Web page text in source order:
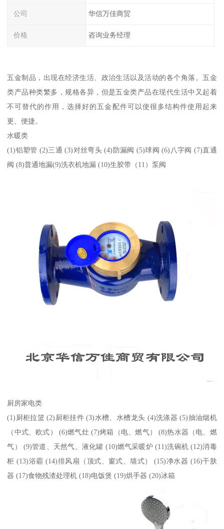
公司 华信万佳商贸
价格 咨询业务经理
五金制品，出现在经济生活、政治生活以及活动的各个角落。五金
类产品种类繁多，规格各异，但是五金类产品在现代生活中又起着
不可替代的作用，选择好的五金配件可以使很多结构件使用起来
更、便捷。
水暖类
(1)铝塑管 (2)三通 (3)对丝弯头 (4)防漏阀 (5)球阀 (6)八字阀 (7)直通
阀 (8)普通地漏(9)洗衣机地漏 (10)生胶带（11）泵阀
厨房家电类
(1)厨柜拉篮 (2)厨柜挂件 (3)水槽、水槽龙头 (4)洗涤器 (5)抽油烟机
（中式、欧式） (6)燃气灶 (7)烤箱（电、燃气） (8)热水器（电、燃
气） (9)管道、天然气、液化罐 (10)燃气采暖炉 (11)洗碗机 (12)消毒
柜 (13)浴霸 (14)排风扇（顶式、窗式、墙式） (15)净水器 (16)干肤
器 (17)食物残渣处理机 (18)电饭煲 (19)烘手器 (20)冰箱